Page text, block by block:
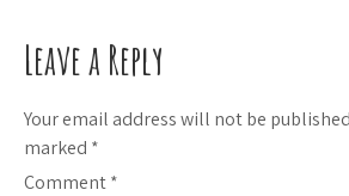
Leave a Reply
Your email address will not be
marked *
Comment*